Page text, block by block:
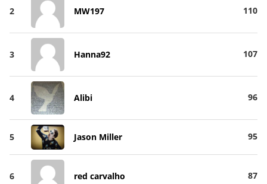
2 MW197 110
3 Hanna92 107
4 Alibi 96
5 Jason Miller 95
6 red carvalho 87